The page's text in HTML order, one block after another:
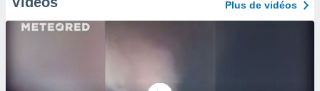
Plus de vidéos